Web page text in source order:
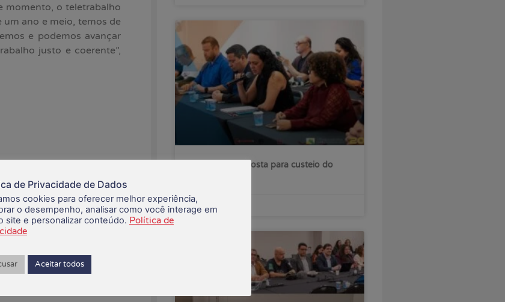
momento, o teletrabalho
ano e meio, temos de
e podemos avançar
justo e coerente”,
CEE recusa proposta para custeio do
06/08/2026
de Privacidade de Dados
cookies para oferecer melhor experiência,
o desempenho, analisar como você interage em
site e personalizar conteúdo. Política de
Aceitar todos